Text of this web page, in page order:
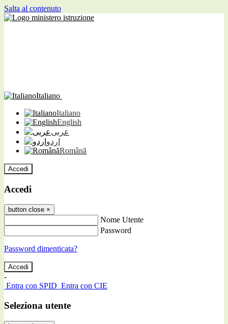
Salta al contenuto
Italiano
Italiano
English
عربى
اردو
Română
Accedi
Accedi
button close ×
Nome Utente
Password
Password dimenticata?
-
Entra con SPID Entra con CIE
Seleziona utente